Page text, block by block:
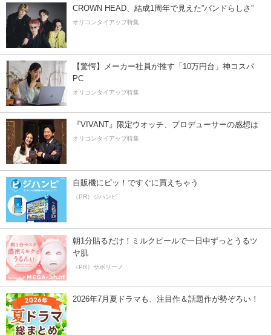
CROWN HEAD、結成1周年で見えた”バンドらしさ”
オリコンタイアップ特集
【驚愕】メーカー社員が推す「10万円台」神コスパ
PC
オリコンタイアップ特集
『VIVANT』限定ウオッチ、プロデューサーの感想は
オリコンタイアップ特集
自販機にピッ！ですぐに買えちゃう
（PR）ジハンピ
朝1分貼るだけ！ミルクピールで一日中ずっとうるツ
ヤ肌
（PR）サボリーノ
2026年7月夏ドラマも、注目作＆話題作が勢ぞろい！